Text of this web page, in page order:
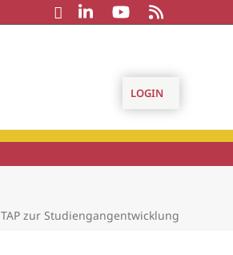
LOGIN
TAP zur Studiengangentwicklung